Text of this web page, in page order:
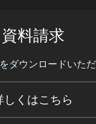
資料請求
ダウンロードいた
しくはこちら